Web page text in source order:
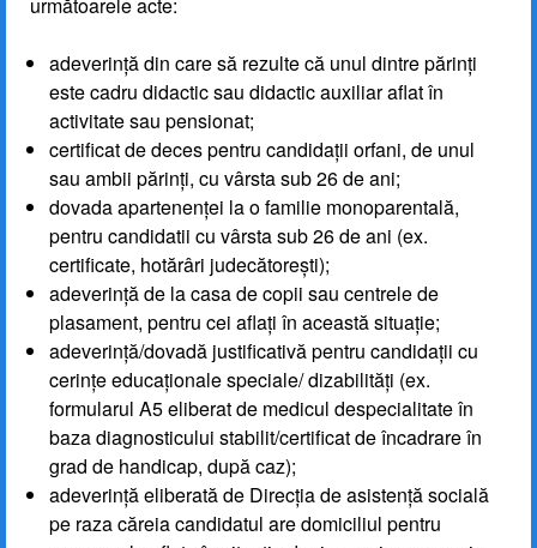
adeverință din care să rezulte că unul dintre părinți
este cadru didactic sau didactic auxiliar aflat în
activitate sau pensionat;
certificat de deces pentru candidații orfani, de unul
sau ambii părinţi, cu vârsta sub 26 de ani;
dovada apartenenței la o familie monoparentală,
pentru candidatii cu vârsta sub 26 de ani (ex.
certificate, hotărâri judecătorești);
adeverință de la casa de copii sau centrele de
plasament, pentru cei aflați în această situație;
adeverință/dovadă justificativă pentru candidații cu
cerințe educaționale speciale/ dizabilități (ex.
formularul A5 eliberat de medicul despecialitate în
baza diagnosticului stabilit/certificat de încadrare în
grad de handicap, după caz);
adeverință eliberată de Direcția de asistență socială
pe raza căreia candidatul are domiciliul pentru